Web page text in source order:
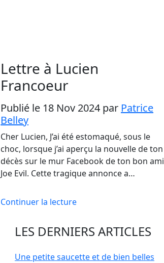
Lettre à Lucien
Francoeur
Publié le 18 Nov 2024 par Patrice
Belley
Cher Lucien, J’ai été estomaqué, sous le
choc, lorsque j’ai aperçu la nouvelle de ton
décès sur le mur Facebook de ton bon ami
Joe Evil. Cette tragique annonce a…
Continuer la lecture
LES DERNIERS ARTICLES
Une petite saucette et de bien belles